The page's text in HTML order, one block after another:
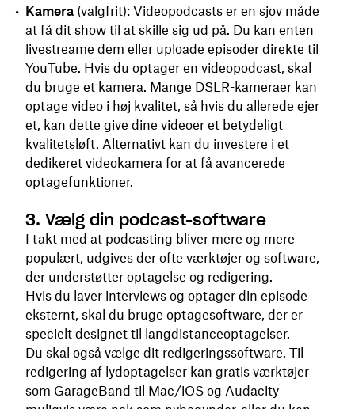
Kamera (valgfrit): Videopodcasts er en sjov måde
at få dit show til at skille sig ud på. Du kan enten
livestreame dem eller uploade episoder direkte til
YouTube. Hvis du optager en videopodcast, skal
du bruge et kamera. Mange DSLR-kameraer kan
optage video i høj kvalitet, så hvis du allerede ejer
et, kan dette give dine videoer et betydeligt
kvalitetsløft. Alternativt kan du investere i et
dedikeret videokamera for at få avancerede
optagefunktioner.
3. Vælg din podcast-software
I takt med at podcasting bliver mere og mere
populært, udgives der ofte værktøjer og software,
der understøtter optagelse og redigering.
Hvis du laver interviews og optager din episode
eksternt, skal du bruge optagesoftware, der er
specielt designet til langdistanceoptagelser.
Du skal også vælge dit redigeringssoftware. Til
redigering af lydoptagelser kan gratis værktøjer
som GarageBand til Mac/iOS og Audacity